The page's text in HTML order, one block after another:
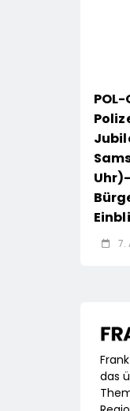
7.
das